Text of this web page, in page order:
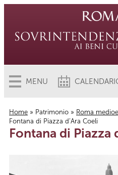
MENU
Tu sei qui
Home » Patrimonio » Roma
Fontana di Piazza d’Ara Coeli
Fontana di Piazza